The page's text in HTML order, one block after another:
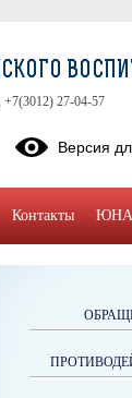
27-04-57
Версия
Контакты